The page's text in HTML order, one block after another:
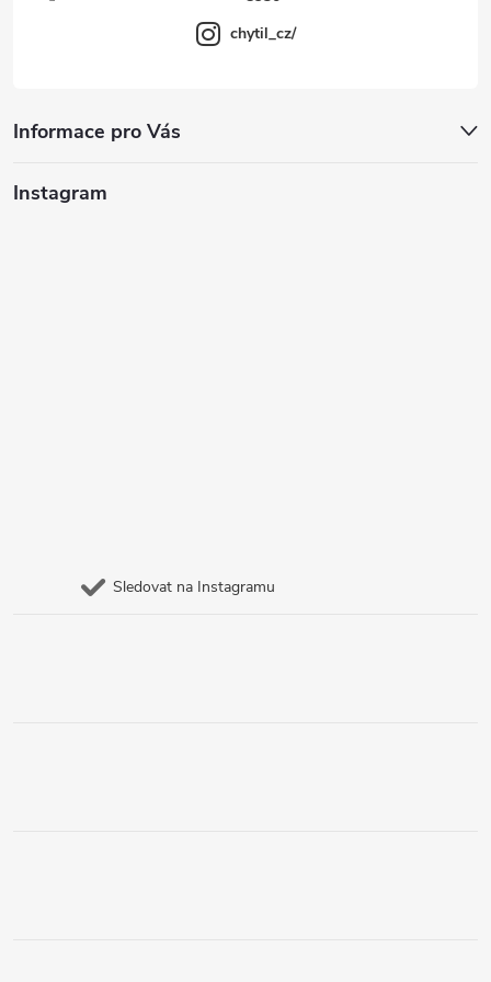
chytil_cz/
Informace pro Vás
Instagram
Sledovat na Instagramu